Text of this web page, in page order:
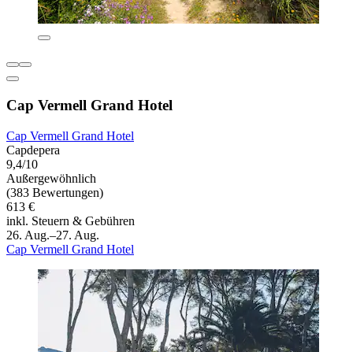
Cap Vermell Grand Hotel
Cap Vermell Grand Hotel
Capdepera
9,4/10
Außergewöhnlich
(383 Bewertungen)
613 €
inkl. Steuern & Gebühren
26. Aug.–27. Aug.
Cap Vermell Grand Hotel